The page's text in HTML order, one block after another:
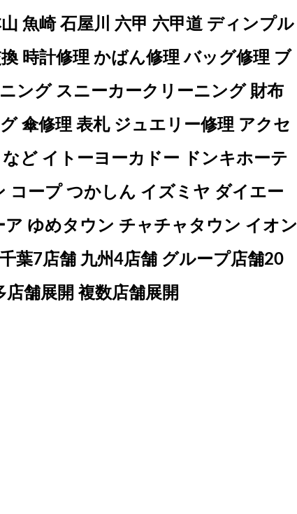
魚崎 石屋川 六甲 六甲道 ディンプル
時計修理 かばん修理 バッグ修理 ブ
ング スニーカークリーニング 財布
傘修理 表札 ジュエリー修理 アクセ
ど イトーヨーカドー ドンキホーテ
コープ つかしん イズミヤ ダイエー
ゆめタウン チャチャタウン イオン
葉7店舗 九州4店舗 グループ店舗20
舗展開 複数店舗展開